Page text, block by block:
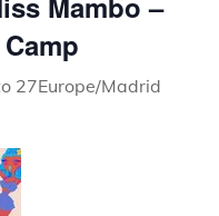
27Europe/Madrid